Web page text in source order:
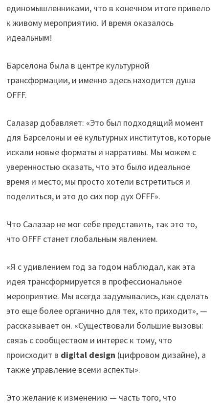
единомышленниками, что в конечном итоге привело
к живому мероприятию. И время оказалось
идеальным!
Барселона была в центре культурной
трансформации, и именно здесь находится душа
OFFF.
Салазар добавляет: «Это был подходящий момент
для Барселоны и её культурных институтов, которые
искали новые форматы и нарративы. Мы можем с
уверенностью сказать, что это было идеальное
время и место; мы просто хотели встретиться и
поделиться, и это до сих пор дух OFFF».
Что Салазар не мог себе представить, так это то,
что OFFF станет глобальным явлением.
«Я с удивлением год за годом наблюдал, как эта
идея трансформируется в профессиональное
мероприятие. Мы всегда задумывались, как сделать
это еще более органично для тех, кто приходит», —
рассказывает он. «Существовали большие вызовы:
связь с сообществом и интерес к тому, что
происходит в digital design (цифровом дизайне), а
также управление всеми аспекты».
Это желание к изменению — часть того, что